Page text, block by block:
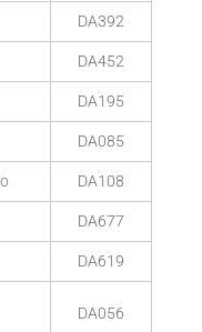
DA392
DA452
DA195
DA085
DA108
DA677
DA619
DA056